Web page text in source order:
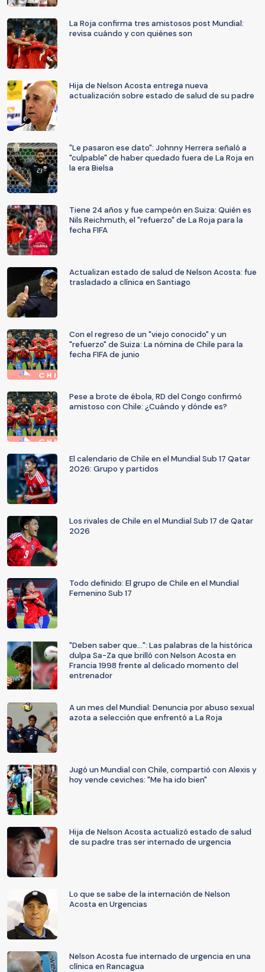
La Roja confirma tres amistosos post Mundial:
revisa cuándo y con quiénes son
Hija de Nelson Acosta entrega nueva
actualización sobre estado de salud de su padre
"Le pasaron ese dato": Johnny Herrera señaló a
"culpable" de haber quedado fuera de La Roja en
la era Bielsa
Tiene 24 años y fue campeón en Suiza: Quién es
Nils Reichmuth, el "refuerzo" de La Roja para la
fecha FIFA
Actualizan estado de salud de Nelson Acosta: fue
trasladado a clínica en Santiago
Con el regreso de un "viejo conocido" y un
"refuerzo" de Suiza: La nómina de Chile para la
fecha FIFA de junio
Pese a brote de ébola, RD del Congo confirmó
amistoso con Chile: ¿Cuándo y dónde es?
El calendario de Chile en el Mundial Sub 17 Qatar
2026: Grupo y partidos
Los rivales de Chile en el Mundial Sub 17 de Qatar
2026
Todo definido: El grupo de Chile en el Mundial
Femenino Sub 17
"Deben saber que...": Las palabras de la histórica
dulpa Sa-Za que brilló con Nelson Acosta en
Francia 1998 frente al delicado momento del
entrenador
A un mes del Mundial: Denuncia por abuso sexual
azota a selección que enfrentó a La Roja
Jugó un Mundial con Chile, compartió con Alexis y
hoy vende ceviches: "Me ha ido bien"
Hija de Nelson Acosta actualizó estado de salud
de su padre tras ser internado de urgencia
Lo que se sabe de la internación de Nelson
Acosta en Urgencias
Nelson Acosta fue internado de urgencia en una
clínica en Rancagua